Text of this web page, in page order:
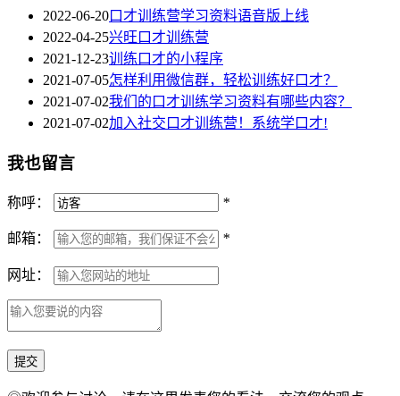
2022-06-20口才训练营学习资料语音版上线
2022-04-25兴旺口才训练营
2021-12-23训练口才的小程序
2021-07-05怎样利用微信群，轻松训练好口才？
2021-07-02我们的口才训练学习资料有哪些内容？
2021-07-02加入社交口才训练营！系统学口才!
我也留言
称呼： *
邮箱： *
网址：